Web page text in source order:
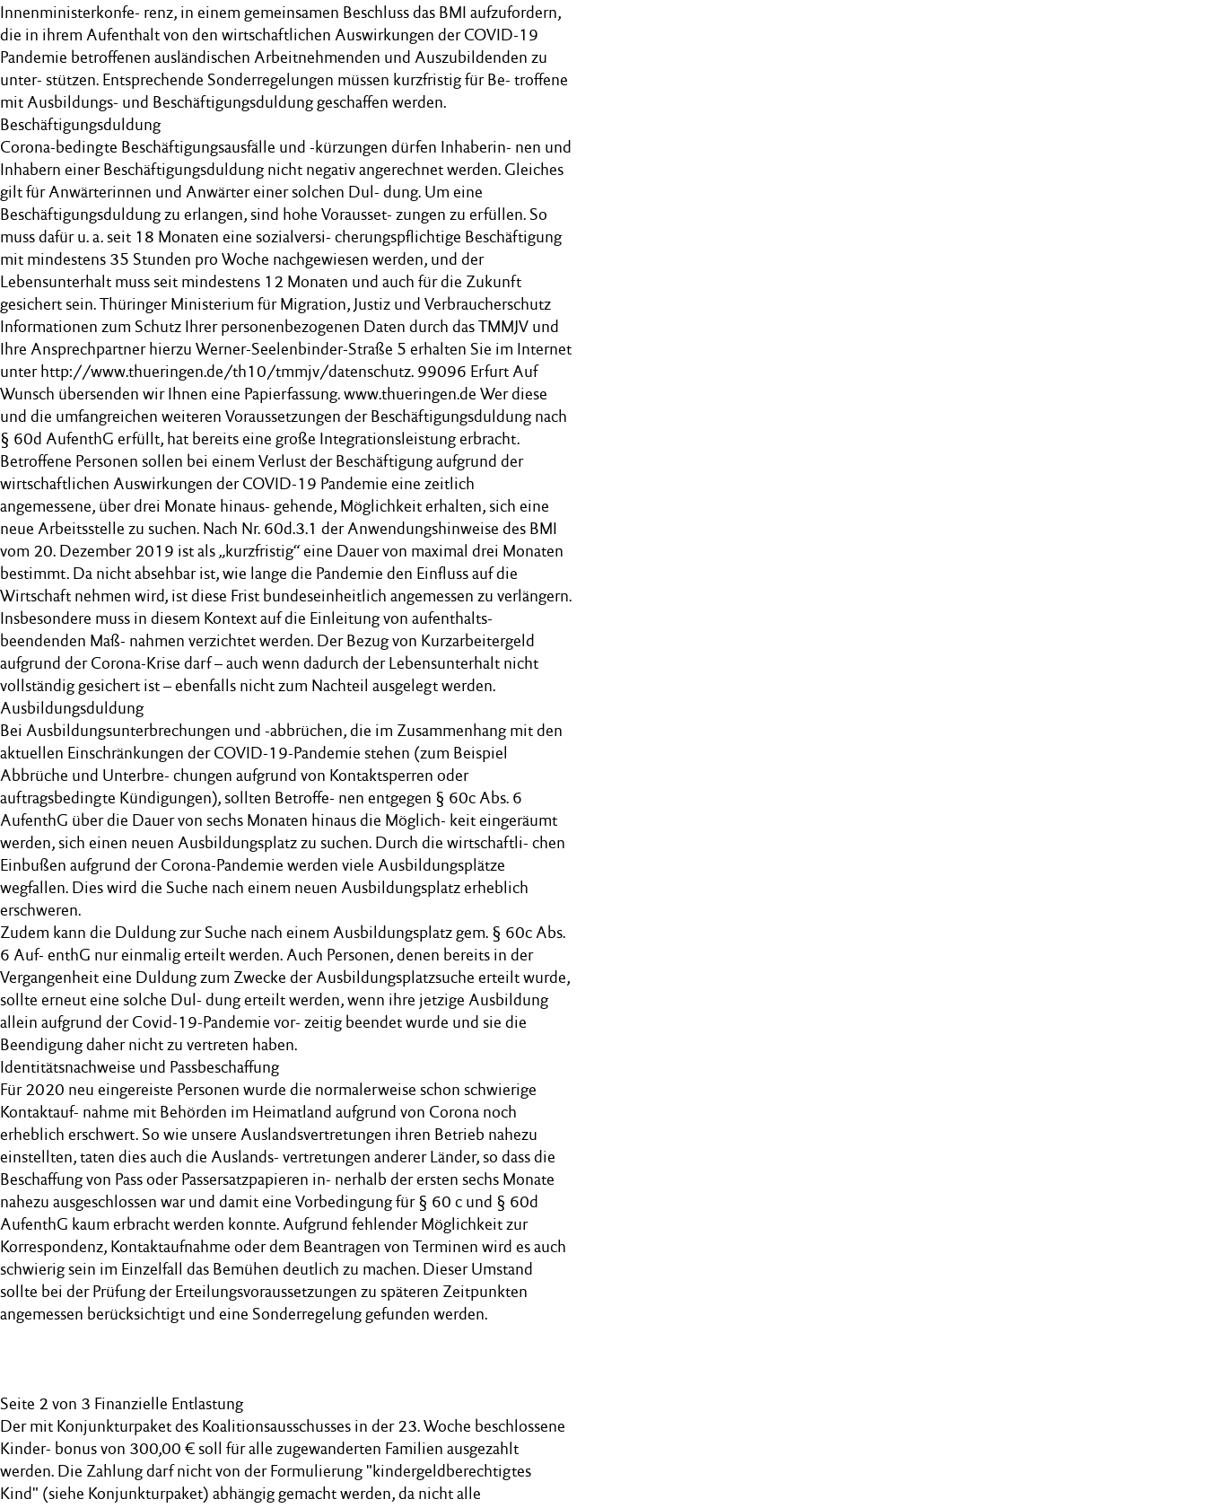
Innenministerkonfe- renz, in einem gemeinsamen Beschluss das BMI aufzufordern,
die in ihrem Aufenthalt von den wirtschaftlichen Auswirkungen der COVID-19
Pandemie betroffenen ausländischen Arbeitnehmenden und Auszubildenden zu
unter- stützen. Entsprechende Sonderregelungen müssen kurzfristig für Be- troffene
mit Ausbildungs- und Beschäftigungsduldung geschaffen werden.
Beschäftigungsduldung
Corona-bedingte Beschäftigungsausfälle und -kürzungen dürfen Inhaberin- nen und
Inhabern einer Beschäftigungsduldung nicht negativ angerechnet werden. Gleiches
gilt für Anwärterinnen und Anwärter einer solchen Dul- dung. Um eine
Beschäftigungsduldung zu erlangen, sind hohe Vorausset- zungen zu erfüllen. So
muss dafür u. a. seit 18 Monaten eine sozialversi- cherungspflichtige Beschäftigung
mit mindestens 35 Stunden pro Woche nachgewiesen werden, und der
Lebensunterhalt muss seit mindestens 12 Monaten und auch für die Zukunft
gesichert sein. Thüringer Ministerium für Migration, Justiz und Verbraucherschutz
Informationen zum Schutz Ihrer personenbezogenen Daten durch das TMMJV und
Ihre Ansprechpartner hierzu Werner-Seelenbinder-Straße 5 erhalten Sie im Internet
unter http://www.thueringen.de/th10/tmmjv/datenschutz. 99096 Erfurt Auf
Wunsch übersenden wir Ihnen eine Papierfassung. www.thueringen.de Wer diese
und die umfangreichen weiteren Voraussetzungen der Beschäftigungsduldung nach
§ 60d AufenthG erfüllt, hat bereits eine große Integrationsleistung erbracht.
Betroffene Personen sollen bei einem Verlust der Beschäftigung aufgrund der
wirtschaftlichen Auswirkungen der COVID-19 Pandemie eine zeitlich
angemessene, über drei Monate hinaus- gehende, Möglichkeit erhalten, sich eine
neue Arbeitsstelle zu suchen. Nach Nr. 60d.3.1 der Anwendungshinweise des BMI
vom 20. Dezember 2019 ist als „kurzfristig“ eine Dauer von maximal drei Monaten
bestimmt. Da nicht absehbar ist, wie lange die Pandemie den Einfluss auf die
Wirtschaft nehmen wird, ist diese Frist bundeseinheitlich angemessen zu verlängern.
Insbesondere muss in diesem Kontext auf die Einleitung von aufenthalts-
beendenden Maß- nahmen verzichtet werden. Der Bezug von Kurzarbeitergeld
aufgrund der Corona-Krise darf – auch wenn dadurch der Lebensunterhalt nicht
vollständig gesichert ist – ebenfalls nicht zum Nachteil ausgelegt werden.
Ausbildungsduldung
Bei Ausbildungsunterbrechungen und -abbrüchen, die im Zusammenhang mit den
aktuellen Einschränkungen der COVID-19-Pandemie stehen (zum Beispiel
Abbrüche und Unterbre- chungen aufgrund von Kontaktsperren oder
auftragsbedingte Kündigungen), sollten Betroffe- nen entgegen § 60c Abs. 6
AufenthG über die Dauer von sechs Monaten hinaus die Möglich- keit eingeräumt
werden, sich einen neuen Ausbildungsplatz zu suchen. Durch die wirtschaftli- chen
Einbußen aufgrund der Corona-Pandemie werden viele Ausbildungsplätze
wegfallen. Dies wird die Suche nach einem neuen Ausbildungsplatz erheblich
erschweren.
Zudem kann die Duldung zur Suche nach einem Ausbildungsplatz gem. § 60c Abs.
6 Auf- enthG nur einmalig erteilt werden. Auch Personen, denen bereits in der
Vergangenheit eine Duldung zum Zwecke der Ausbildungsplatzsuche erteilt wurde,
sollte erneut eine solche Dul- dung erteilt werden, wenn ihre jetzige Ausbildung
allein aufgrund der Covid-19-Pandemie vor- zeitig beendet wurde und sie die
Beendigung daher nicht zu vertreten haben.
Identitätsnachweise und Passbeschaffung
Für 2020 neu eingereiste Personen wurde die normalerweise schon schwierige
Kontaktauf- nahme mit Behörden im Heimatland aufgrund von Corona noch
erheblich erschwert. So wie unsere Auslandsvertretungen ihren Betrieb nahezu
einstellten, taten dies auch die Auslands- vertretungen anderer Länder, so dass die
Beschaffung von Pass oder Passersatzpapieren in- nerhalb der ersten sechs Monate
nahezu ausgeschlossen war und damit eine Vorbedingung für § 60 c und § 60d
AufenthG kaum erbracht werden konnte. Aufgrund fehlender Möglichkeit zur
Korrespondenz, Kontaktaufnahme oder dem Beantragen von Terminen wird es auch
schwierig sein im Einzelfall das Bemühen deutlich zu machen. Dieser Umstand
sollte bei der Prüfung der Erteilungsvoraussetzungen zu späteren Zeitpunkten
angemessen berücksichtigt und eine Sonderregelung gefunden werden.
Seite 2 von 3 Finanzielle Entlastung
Der mit Konjunkturpaket des Koalitionsausschusses in der 23. Woche beschlossene
Kinder- bonus von 300,00 € soll für alle zugewanderten Familien ausgezahlt
werden. Die Zahlung darf nicht von der Formulierung "kindergeldberechtigtes
Kind" (siehe Konjunkturpaket) abhängig gemacht werden, da nicht alle